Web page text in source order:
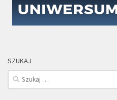
SZUKAJ
Szukaj: